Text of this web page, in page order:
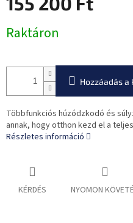
Raktáron
Hozzáadás a
Többfunkciós húzódzkodó és
annak, hogy otthon kezd el a
Részletes információ
KÉRDÉS NYOMON